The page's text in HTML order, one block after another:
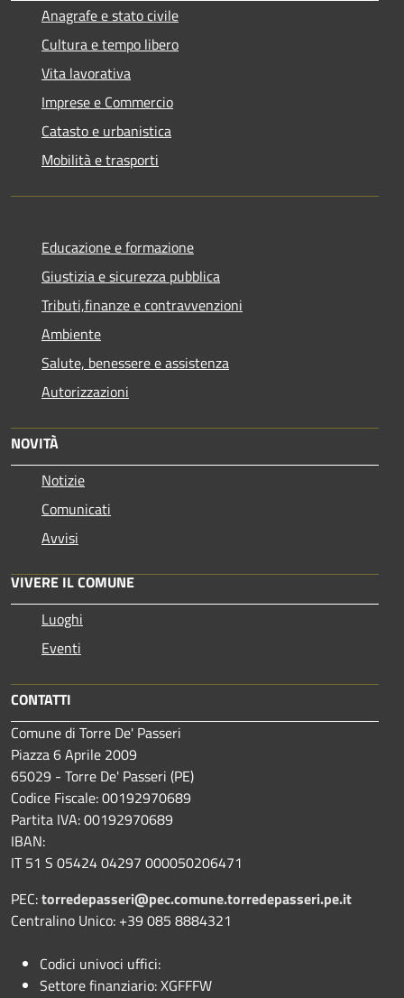
Anagrafe e stato civile
Cultura e tempo libero
Vita lavorativa
Imprese e Commercio
Catasto e urbanistica
Mobilità e trasporti
Educazione e formazione
Giustizia e sicurezza pubblica
Tributi,finanze e contravvenzioni
Ambiente
Salute, benessere e assistenza
Autorizzazioni
NOVITÀ
Notizie
Comunicati
Avvisi
VIVERE IL COMUNE
Luoghi
Eventi
CONTATTI
Comune di Torre De' Passeri
Piazza 6 Aprile 2009
65029 - Torre De' Passeri (PE)
Codice Fiscale: 00192970689
Partita IVA: 00192970689
IBAN:
IT 51 S 05424 04297 000050206471
PEC:torredepasseri@pec.comune.torredepasseri.pe.it
Centralino Unico: +39 085 8884321
Codici univoci uffici:
Settore finanziario: XGFFFW